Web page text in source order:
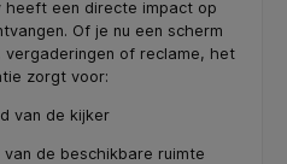
heeft een directe impact op
Of je nu een scherm
of reclame, het
zorgt voor:
van de kijker
de beschikbare ruimte